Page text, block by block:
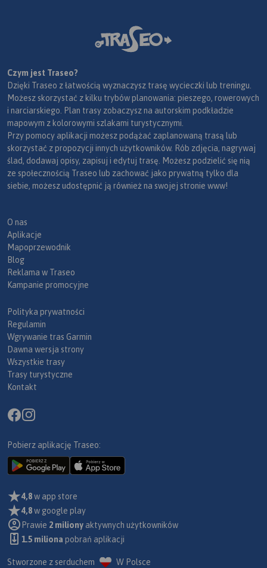
Czym jest Traseo?
Dzięki Traseo z łatwością wyznaczysz trasę wycieczki lub treningu.
Możesz skorzystać z kilku trybów planowania: pieszego, rowerowych
i narciarskiego. Plan trasy zobaczysz na autorskim podkładzie
mapowym z kolorowymi szlakami turystycznymi.
Przy pomocy aplikacji możesz podążać zaplanowaną trasą lub
skorzystać z propozycji innych użytkowników. Rób zdjęcia, nagrywaj
ślad, dodawaj opisy, zapisuj i edytuj trasę. Możesz podzielić się nią
ze społecznością Traseo lub zachować jako prywatną tylko dla
siebie, możesz udostępnić ją również na swojej stronie www!
O nas
Aplikacje
Mapoprzewodnik
Blog
Reklama w Traseo
Kampanie promocyjne
Polityka prywatności
Regulamin
Wgrywanie tras Garmin
Dawna wersja strony
Wszystkie trasy
Trasy turystyczne
Kontakt
Pobierz aplikację Traseo:
4,8w app store
4,8w google play
Prawie 2 miliony aktywnych użytkowników
1.5 miliona pobrań aplikacji
Stworzone z serduchem W Polsce